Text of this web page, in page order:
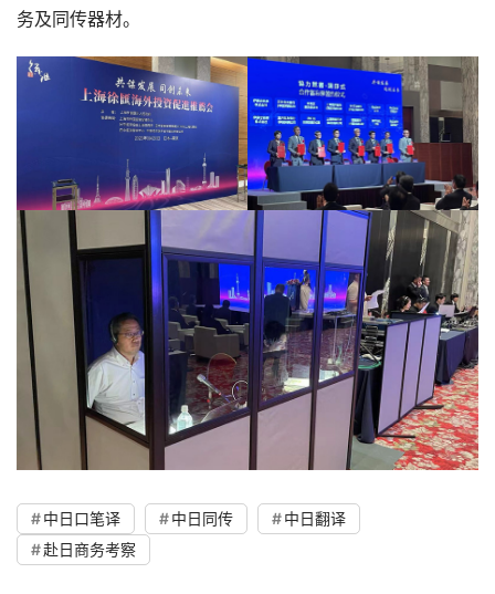
务及同传器材。
中日口笔译 中日同传
中日翻译
赴日商务考察